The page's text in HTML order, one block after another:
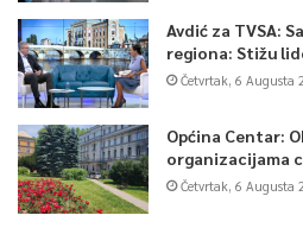
Avdić za TVSA:
regiona: Stižu
Četvrtak, 6 Augusta
Općina Centar:
organizacijama
Četvrtak, 6 Augusta